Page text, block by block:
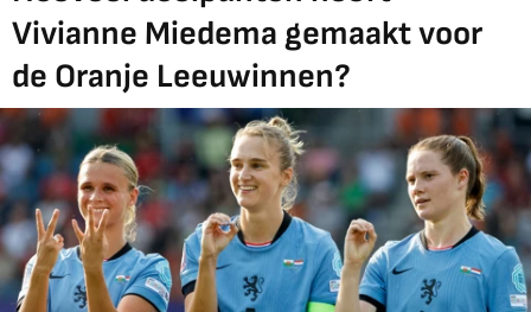
Vivianne Miedema gemaakt voor
de Oranje Leeuwinnen?